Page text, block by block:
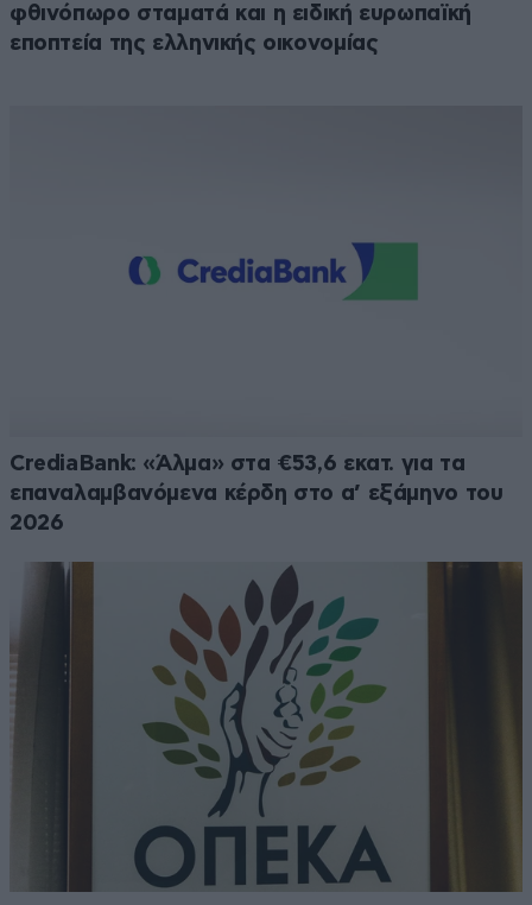
φθινόπωρο σταματά και η ειδική ευρωπαϊκή
εποπτεία της ελληνικής οικονομίας
CrediaBank: «Άλμα» στα €53,6 εκατ. για τα
επαναλαμβανόμενα κέρδη στο α’ εξάμηνο του
2026